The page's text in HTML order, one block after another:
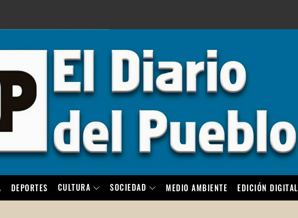
DEPORTES CULTURA SOCIEDAD MEDIO AMBIENTE EDICIÓN DIGITAL